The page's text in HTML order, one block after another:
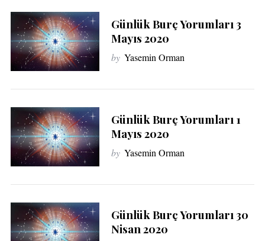
Günlük Burç Yorumları 3
Mayıs 2020
by Yasemin Orman
Günlük Burç Yorumları 1
Mayıs 2020
by Yasemin Orman
Günlük Burç Yorumları 30
Nisan 2020